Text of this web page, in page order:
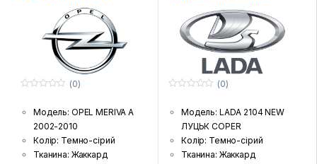
5
(0)
Модель: OPEL MERIVA A
2002-2010
Колір: Темно-сірий
Тканина: Жаккард
5
(0)
Модель: LADA 2104 NEW
ЛУЦЬК COPER
Колір: Темно-сірий
Тканина: Жаккард